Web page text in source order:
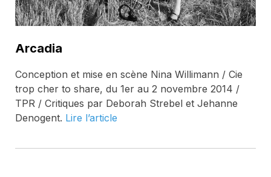
Arcadia
Conception et mise en scène Nina Willimann / Cie
trop cher to share, du 1er au 2 novembre 2014 /
TPR / Critiques par Deborah Strebel et Jehanne
Denogent. Lire l’article